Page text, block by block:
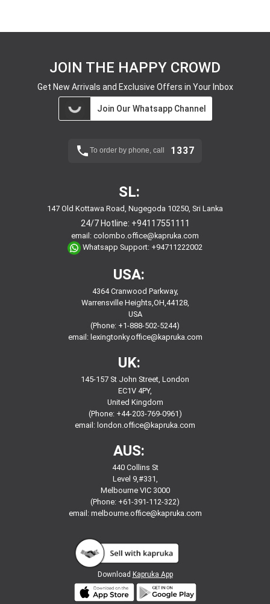
JOIN THE HAPPY CROWD
Get New Arrivals and Exclusive Offers in Your Inbox
Join Our Whatsapp Channel
To order by phone, call 1337
SL:
147 Old Kottawa Road, Nugegoda 10250, Sri Lanka
24/7 Hotline: +94117551111
email: colombo.office@kapruka.com
Whatsapp Support: +94711222002
USA:
4364 Cranwood Parkway,
Warrensville Heights,OH,44128,
USA
(Phone: +1-888-502-5244)
email: lexingtonky.office@kapruka.com
UK:
145-157 St John Street, London
EC1V 4PY,
United Kingdom
(Phone: +44-203-769-0961)
email: london.office@kapruka.com
AUS:
440 Collins St
Level 9,#331,
Melbourne VIC 3000
(Phone: +61-391-112-322)
email: melbourne.office@kapruka.com
Download Kapruka App